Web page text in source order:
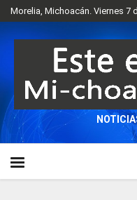
Morelia, Michoacán. Viernes 7